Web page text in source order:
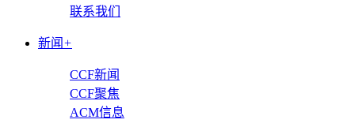
联系我们
新闻 +
CCF新闻
CCF聚焦
ACM信息